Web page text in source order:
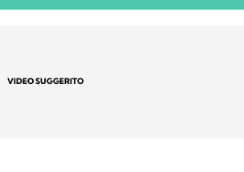
VIDEO SUGGERITO